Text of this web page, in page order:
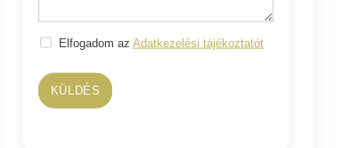
Elfogadom az Adatkezelési tájékoztatót
KÜLDÉS